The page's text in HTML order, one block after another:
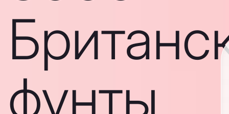
фунты